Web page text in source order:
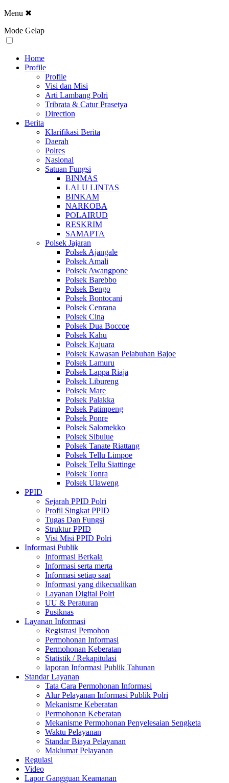
Menu ✖
Mode Gelap
Home
Profile
Profile
Visi dan Misi
Arti Lambang Polri
Tribrata & Catur Prasetya
Direction
Berita
Klarifikasi Berita
Daerah
Polres
Nasional
Satuan Fungsi
BINMAS
LALU LINTAS
BINKAM
NARKOBA
POLAIRUD
RESKRIM
SAMAPTA
Polsek Jajaran
Polsek Ajangale
Polsek Amali
Polsek Awangpone
Polsek Barebbo
Polsek Bengo
Polsek Bontocani
Polsek Cenrana
Polsek Cina
Polsek Dua Boccoe
Polsek Kahu
Polsek Kajuara
Polsek Kawasan Pelabuhan Bajoe
Polsek Lamuru
Polsek Lappa Riaja
Polsek Libureng
Polsek Mare
Polsek Palakka
Polsek Patimpeng
Polsek Ponre
Polsek Salomekko
Polsek Sibulue
Polsek Tanate Riattang
Polsek Tellu Limpoe
Polsek Tellu Siattinge
Polsek Tonra
Polsek Ulaweng
PPID
Sejarah PPID Polri
Profil Singkat PPID
Tugas Dan Fungsi
Struktur PPID
Visi Misi PPID Polri
Informasi Publik
Informasi Berkala
Informasi serta merta
Informasi setiap saat
Informasi yang dikecualikan
Layanan Digital Polri
UU & Peraturan
Pusiknas
Layanan Informasi
Registrasi Pemohon
Permohonan Informasi
Permohonan Keberatan
Statistik / Rekapitulasi
laporan Informasi Publik Tahunan
Standar Layanan
Tata Cara Permohonan Informasi
Alur Pelayanan Informasi Publik Polri
Mekanisme Keberatan
Permohonan Keberatan
Mekanisme Permohonan Penyelesaian Sengketa
Waktu Pelayanan
Standar Biaya Pelayanan
Maklumat Pelayanan
Regulasi
Video
Lapor Gangguan Keamanan